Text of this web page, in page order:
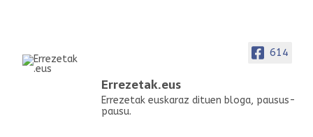
614
Errezetak.eus
Errezetak euskaraz dituen bloga, pausus-
pausu.